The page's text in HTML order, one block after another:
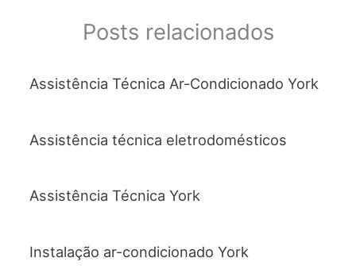
k
p
Posts relacionados
Assistência Técnica Ar-Condicionado York
Assistência técnica eletrodomésticos
Assistência Técnica York
Instalação ar-condicionado York